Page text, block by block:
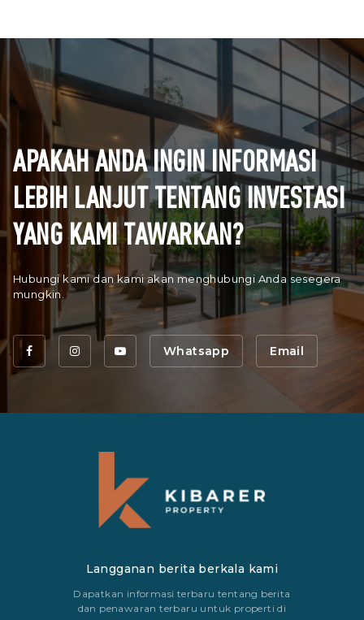
APAKAH ANDA INGIN INFORMASI
LEBIH LANJUT TENTANG INVESTASI
YANG KAMI TAWARKAN?
Hubungi kami dan kami akan menghubungi Anda sesegera
mungkin.
Whatsapp Email
Langganan berita berkala kami
Dapatkan informasi terbaru tentang berita
dan penawaran terbaru untuk properti di